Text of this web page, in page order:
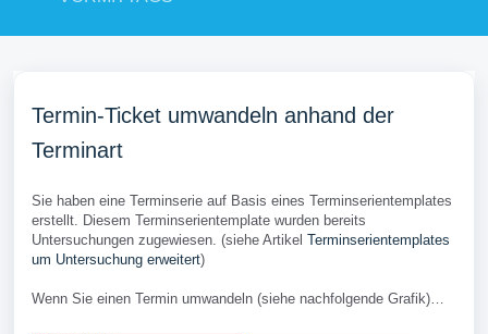
Termin-Ticket umwandeln anhand der
Terminart
Sie haben eine Terminserie auf Basis eines Terminserientemplates
erstellt. Diesem Terminserientemplate wurden bereits
Untersuchungen zugewiesen. (siehe Artikel Terminserientemplates
um Untersuchung erweitert)
Wenn Sie einen Termin umwandeln (siehe nachfolgende Grafik)…